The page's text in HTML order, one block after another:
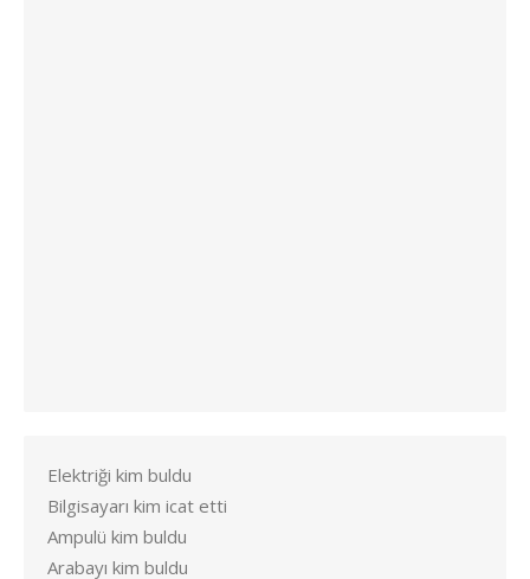
Elektriği kim buldu
Bilgisayarı kim icat etti
Ampulü kim buldu
Arabayı kim buldu